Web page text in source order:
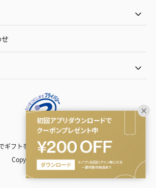
ギフトを贈るなら | TANP（タンプ）
Copyright© TANP Inc.